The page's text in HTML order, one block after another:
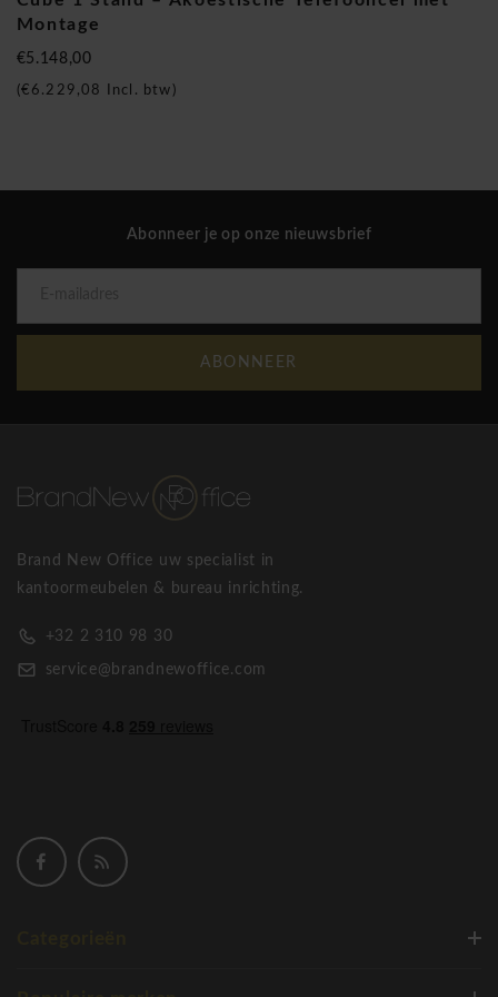
Montage
€5.148,00
(€6.229,08 Incl. btw)
Abonneer je op onze nieuwsbrief
ABONNEER
Brand New Office uw specialist in
kantoormeubelen & bureau inrichting.
+32 2 310 98 30
service@brandnewoffice.com